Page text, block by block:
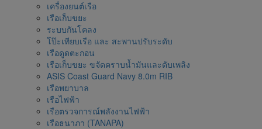
เครื่องยนต์เรือ
เรือเก็บขยะ
ระบบกันโคลง
โป๊ะเทียบเรือ และ สะพานปรับระดับ
เรือดูดตะกอน
เรือเก็บขยะ ขจัดคราบน้ำมันและดับเพลิง
ASIS Coast Guard Navy 8.0m RIB
เรือพยาบาล
เรือไฟฟ้า
เรือตรวจการณ์พลังงานไฟฟ้า
เรือธนาภา (TANAPA)